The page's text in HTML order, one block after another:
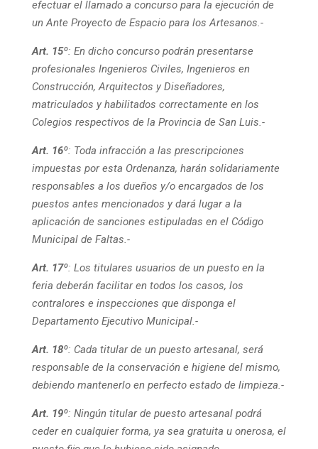
efectuar el llamado a concurso para la ejecución de
un Ante Proyecto de Espacio para los Artesanos.-
Art. 15º: En dicho concurso podrán presentarse
profesionales Ingenieros Civiles, Ingenieros en
Construcción, Arquitectos y Diseñadores,
matriculados y habilitados correctamente en los
Colegios respectivos de la Provincia de San Luis.-
Art. 16º: Toda infracción a las prescripciones
impuestas por esta Ordenanza, harán solidariamente
responsables a los dueños y/o encargados de los
puestos antes mencionados y dará lugar a la
aplicación de sanciones estipuladas en el Código
Municipal de Faltas.-
Art. 17º: Los titulares usuarios de un puesto en la
feria deberán facilitar en todos los casos, los
contralores e inspecciones que disponga el
Departamento Ejecutivo Municipal.-
Art. 18º: Cada titular de un puesto artesanal, será
responsable de la conservación e higiene del mismo,
debiendo mantenerlo en perfecto estado de limpieza.-
Art. 19º: Ningún titular de puesto artesanal podrá
ceder en cualquier forma, ya sea gratuita u onerosa, el